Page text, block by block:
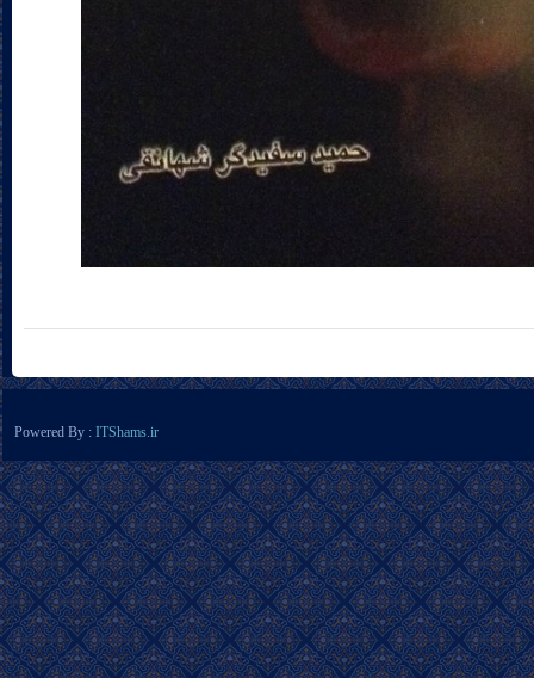
Powered By : ITShams.ir